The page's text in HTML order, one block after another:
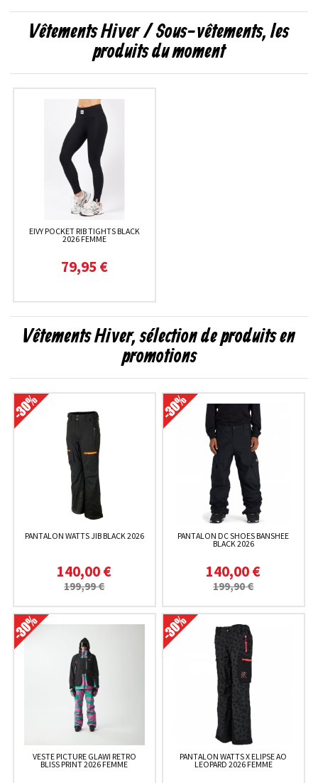
Vêtements Hiver / Sous-vêtements, les
produits du moment
EIVY POCKET RIB TIGHTS BLACK
2026 FEMME
79,95 €
Vêtements Hiver, sélection de produits en
promotions
PANTALON WATTS JIB BLACK 2026
140,00 €
199,99 €
PANTALON DC SHOES BANSHEE
BLACK 2026
140,00 €
199,90 €
VESTE PICTURE GLAWI RETRO
BLISS PRINT 2026 FEMME
PANTALON WATTS X ELIPSE AO
LEOPARD 2026 FEMME